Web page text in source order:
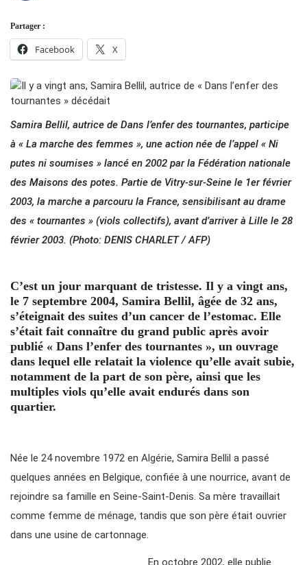
Partager :
Facebook X
Samira Bellil, autrice de Dans l’enfer des tournantes, participe
à « La marche des femmes », une action née de l’appel « Ni
putes ni soumises » lancé en 2002 par la Fédération nationale
des Maisons des potes. Partie de Vitry-sur-Seine le 1er février
2003, la marche a parcouru la France, sensibilisant au drame
des « tournantes » (viols collectifs), avant d’arriver à Lille le 28
février 2003. (Photo: DENIS CHARLET / AFP)
C’est un jour marquant de tristesse. Il y a vingt ans,
le 7 septembre 2004, Samira Bellil, âgée de 32 ans,
s’éteignait des suites d’un cancer de l’estomac. Elle
s’était fait connaître du grand public après avoir
publié « Dans l’enfer des tournantes », un ouvrage
dans lequel elle relatait la violence qu’elle avait subie,
notamment de la part de son père, ainsi que les
multiples viols qu’elle avait endurés dans son
quartier.
Née le 24 novembre 1972 en Algérie, Samira Bellil a passé
quelques années en Belgique, confiée à une nourrice, avant de
rejoindre sa famille en Seine-Saint-Denis. Sa mère travaillait
comme femme de ménage, tandis que son père était ouvrier
dans une usine de cartonnage.
En octobre 2002, elle publie